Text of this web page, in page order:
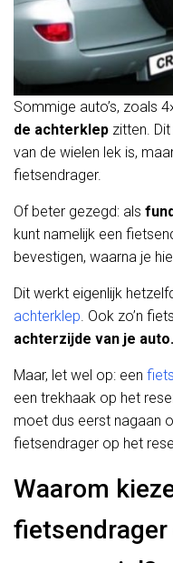
Sommige auto’s, zoals
de achterklep zitten.
van de wielen lek is,
fietsendrager.
Of beter gezegd: als
kunt namelijk een
bevestigen, waarna je
Dit werkt eigenlijk
achterklep. Ook zo’n
achterzijde van je auto.
Maar, let wel op: een
een trekhaak op het
moet dus eerst nagaan
fietsendrager op het
Waarom
fietsendrager